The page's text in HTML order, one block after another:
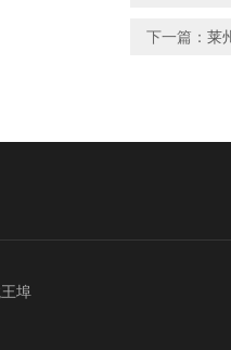
下一篇： 莱
埠